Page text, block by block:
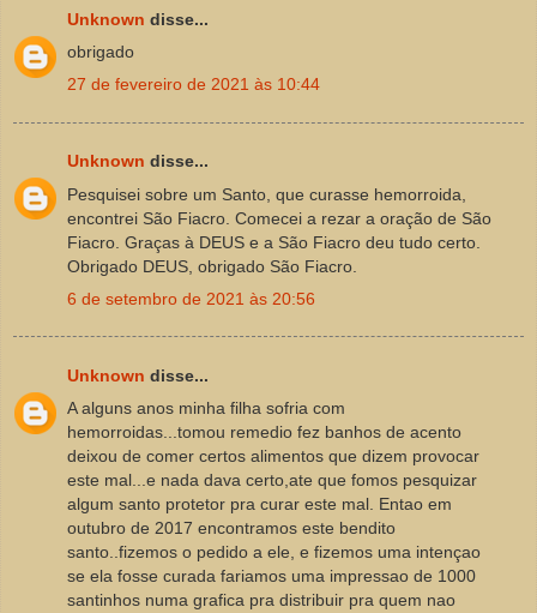
Unknown disse...
obrigado
27 de fevereiro de 2021 às 10:44
Unknown disse...
Pesquisei sobre um Santo, que curasse hemorroida,
encontrei São Fiacro. Comecei a rezar a oração de São
Fiacro. Graças à DEUS e a São Fiacro deu tudo certo.
Obrigado DEUS, obrigado São Fiacro.
6 de setembro de 2021 às 20:56
Unknown disse...
A alguns anos minha filha sofria com
hemorroidas...tomou remedio fez banhos de acento
deixou de comer certos alimentos que dizem provocar
este mal...e nada dava certo,ate que fomos pesquizar
algum santo protetor pra curar este mal. Entao em
outubro de 2017 encontramos este bendito
santo..fizemos o pedido a ele, e fizemos uma intençao
se ela fosse curada fariamos uma impressao de 1000
santinhos numa grafica pra distribuir pra quem nao